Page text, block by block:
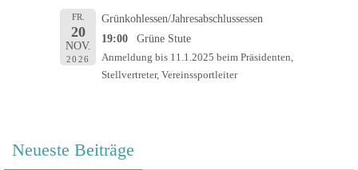
FR.
20
NOV.
2026
Grünkohlessen/Jahresabschlussessen
19:00
Grüne Stute
Anmeldung bis 11.1.2025 beim Präsidenten,
Stellvertreter, Vereinssportleiter
Neueste Beiträge